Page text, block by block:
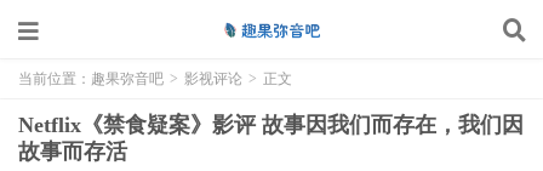
当前位置： 趣果弥音吧 > 影视评论 > 正文
Netflix《禁食疑案》影评 故事因我们而存在，我们因
故事而存活